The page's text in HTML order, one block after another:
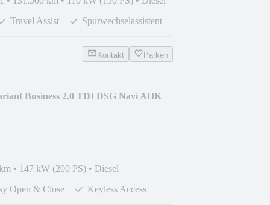
Travel Assist Spurwechselassistent
Kontakt Parken
Business 2.0 TDI DSG Navi AHK
• 147 kW (200 PS) • Diesel
Open & Close Keyless Access